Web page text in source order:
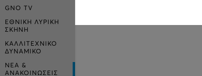
GNO TV
ΕΘΝΙΚΗ ΛΥΡΙΚΗ
ΣΚΗΝΗ
ΚΑΛΛΙΤΕΧΝΙΚΟ
ΔΥΝΑΜΙΚΟ
ΝΕΑ &
ΑΝΑΚΟΙΝΩΣΕΙΣ